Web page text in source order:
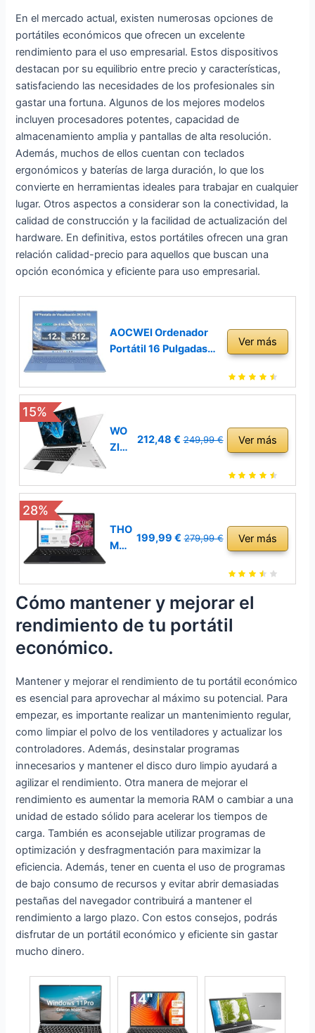
En el mercado actual, existen numerosas opciones de
portátiles económicos que ofrecen un excelente
rendimiento para el uso empresarial. Estos dispositivos
destacan por su equilibrio entre precio y características,
satisfaciendo las necesidades de los profesionales sin
gastar una fortuna. Algunos de los mejores modelos
incluyen procesadores potentes, capacidad de
almacenamiento amplia y pantallas de alta resolución.
Además, muchos de ellos cuentan con teclados
ergonómicos y baterías de larga duración, lo que los
convierte en herramientas ideales para trabajar en cualquier
lugar. Otros aspectos a considerar son la conectividad, la
calidad de construcción y la facilidad de actualización del
hardware. En definitiva, estos portátiles ofrecen una gran
relación calidad-precio para aquellos que buscan una
opción económica y eficiente para uso empresarial.
AOCWEI Ordenador
Portátil 16 Pulgadas
11 con 5G WiFi
Expansión 1TB
Bluetooth 4.2
1200 2K Pantalla-Azul
Ver más
15%
WO
ZIFA
ena
Port
átil
256
GB
Sop
1TB
SSD
Exp
ansi
ón
port
atil
2.4
G+5
G
WiFi
Blue
toot
h
4.2
USB
192
080
FHD
212,48 € 249,99 € Ver más
28%
THO
MS
dor
port
de
14´´
Intel
Cel
ero
n
N51
00
Qua
d
Cor
e,
4GB
RA
M,
128
dow
199,99 € 279,99 € Ver más
Cómo mantener y mejorar el
rendimiento de tu portátil
económico.
Mantener y mejorar el rendimiento de tu portátil económico
es esencial para aprovechar al máximo su potencial. Para
empezar, es importante realizar un mantenimiento regular,
como limpiar el polvo de los ventiladores y actualizar los
controladores. Además, desinstalar programas
innecesarios y mantener el disco duro limpio ayudará a
agilizar el rendimiento. Otra manera de mejorar el
rendimiento es aumentar la memoria RAM o cambiar a una
unidad de estado sólido para acelerar los tiempos de
carga. También es aconsejable utilizar programas de
optimización y desfragmentación para maximizar la
eficiencia. Además, tener en cuenta el uso de programas
de bajo consumo de recursos y evitar abrir demasiadas
pestañas del navegador contribuirá a mantener el
rendimiento a largo plazo. Con estos consejos, podrás
disfrutar de un portátil económico y eficiente sin gastar
mucho dinero.